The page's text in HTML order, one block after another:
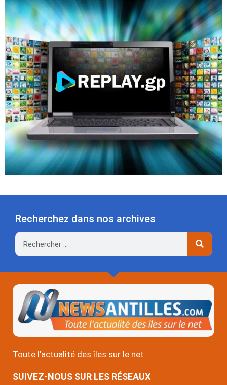
Recherchez dans nos archives
Rechercher
Toute l’actualité des îles sur le net
SUIVEZ-NOUS SUR LES RÉSEAUX